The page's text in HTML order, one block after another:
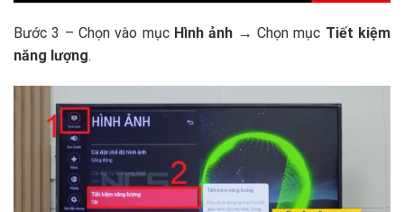
Bước 3 – Chọn vào mục Hình ảnh → Chọn mục Tiết kiệm
năng lượng.